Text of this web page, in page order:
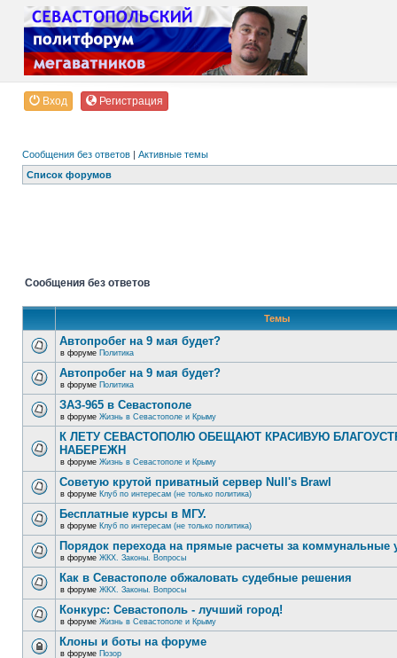
Вход Регистрация
Сообщения без ответов | Активные темы
Список форумов
Сообщения без ответов
Темы
Автопробег на 9 мая будет?
в форуме Политика
Автопробег на 9 мая будет?
в форуме Политика
ЗАЗ-965 в Севастополе
в форуме Жизнь в Севастополе и Крыму
К ЛЕТУ СЕВАСТОПОЛЮ ОБЕЩАЮТ КРАСИВУЮ
НАБЕРЕЖН
в форуме Жизнь в Севастополе и Крыму
Советую крутой приватный сервер Null's Brawl
в форуме Клуб по интересам (не только политика)
Бесплатные курсы в МГУ.
в форуме Клуб по интересам (не только политика)
Порядок перехода на прямые расчеты за коммунальные
в форуме ЖКХ. Законы. Вопросы
Как в Севастополе обжаловать судебные решения
в форуме ЖКХ. Законы. Вопросы
Конкурс: Севастополь - лучший город!
в форуме Жизнь в Севастополе и Крыму
Клоны и боты на форуме
в форуме Позор